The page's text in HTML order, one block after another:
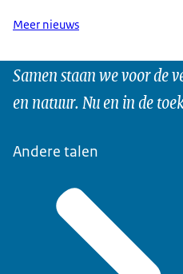
Meer nieuws
Samen staan we voor de
en natuur. Nu en in de
Andere talen